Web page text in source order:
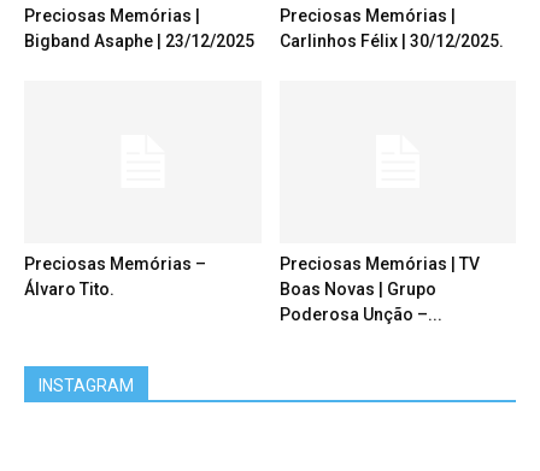
Preciosas Memórias |
Bigband Asaphe | 23/12/2025
Preciosas Memórias |
Carlinhos Félix | 30/12/2025.
Preciosas Memórias –
Álvaro Tito.
Preciosas Memórias | TV
Boas Novas | Grupo
Poderosa Unção –...
INSTAGRAM